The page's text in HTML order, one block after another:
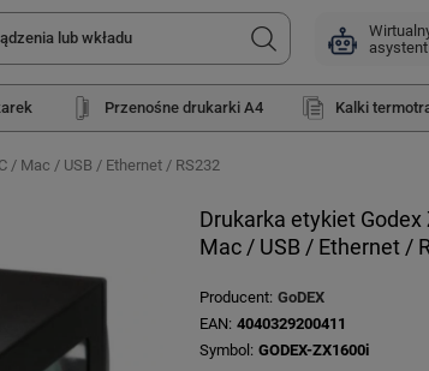
asystent
Przenośne drukarki A4 Kalki
/ Mac / USB / Ethernet / RS232
Drukarka etykiet
Mac / USB / Ethernet /
Producent GoDEX
EAN 4040329200411
Symbol
GODEX-ZX1600i